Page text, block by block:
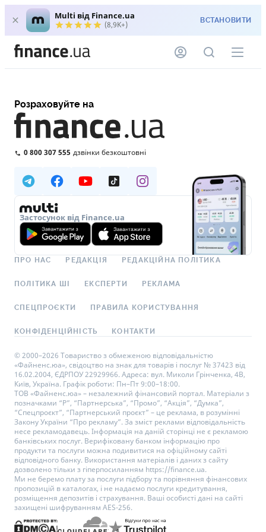
Multi від Finance.ua
(8,9K+) ВСТАНОВИТИ
Розраховуйте на
0 800 307 555 дзвінки безкоштовні
Застосунок від Finance.ua
ПРО НАС РЕДАКЦІЯ РЕДАКЦІЙНА ПОЛІТИКА
ПОЛІТИКА ШІ ЕКСПЕРТИ РЕКЛАМА
СПЕЦПРОЄКТИ ПРАВИЛА КОРИСТУВАННЯ
КОНФІДЕНЦІЙНІСТЬ КОНТАКТИ
© 2000–2026 Товариство з обмеженою відповідальністю
«Файненс.юа», свідоцтво на знак для товарів і послуг № 37423 від
16.02.2004, ЄДРПОУ 22929966. Адреса: вул. Миколи Грінченка, 4В,
Київ, Україна. Графік роботи: Пн–Пт 9:00–18:00.
ТОВ «Файненс.юа» – незалежний фінансовий портал. Матеріали з
позначками “Р”, “Партнерська”, “Промо”, “Акція”, “Думка”,
“Спецпроєкт”, “Партнерський проєкт” – це реклама, в розумінні
Закону України “Про рекламу”. За зміст реклами відповідальність
несе рекламодавець. Інформація на даній сторінці не є рекламою
банківських послуг. Верифіковану банком інформацію про
продукти та послуги можна подивитися на офіційному сайті
відповідного банку. Використання матеріалів і даних з сайту
дозволено тільки з гіперпосиланням https://finance.ua.
Ми не беремо плату за послуги підбору та порівняння фінансових
пропозицій в каталогах, і не надаємо послуги кредитування,
розміщення депозитів і страхування. Ваші особисті дані на сайті
захищені шифруванням AES-256.